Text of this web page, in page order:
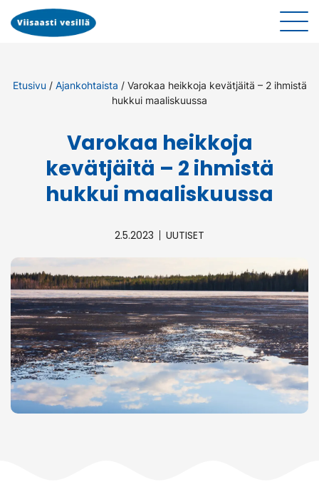
Etusivu / Ajankohtaista / Varokaa heikkoja kevätjäitä – 2 ihmistä
hukkui maaliskuussa
Varokaa heikkoja
kevätjäitä – 2 ihmistä
hukkui maaliskuussa
2.5.2023 UUTISET